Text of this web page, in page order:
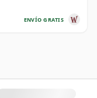
ENVÍO GRATIS